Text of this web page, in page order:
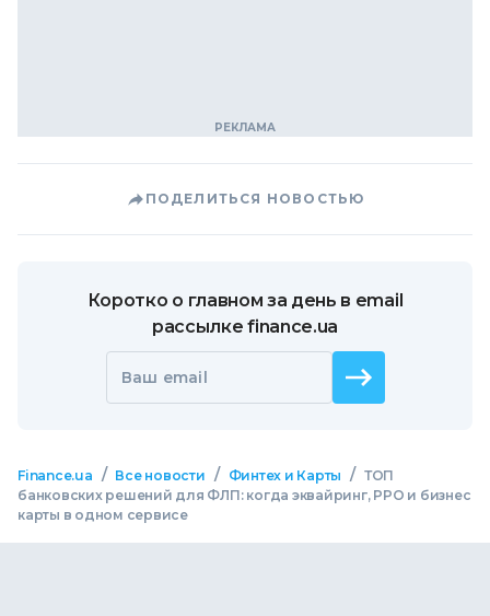
ПОДЕЛИТЬСЯ НОВОСТЬЮ
Коротко о главном за день в email
рассылке finance.ua
Ваш email
Finance.ua / Все новости / Финтех и Карты / ТОП
банковских решений для ФЛП: когда эквайринг, РРО и бизнес
карты в одном сервисе